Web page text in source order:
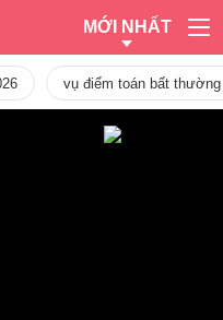
MỚI NHẤT
vụ điểm toán bất